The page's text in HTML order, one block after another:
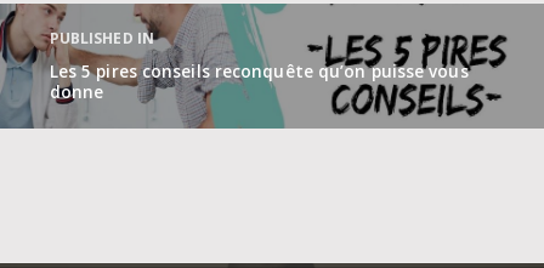
Navigation
de
l’article
PUBLISHED IN
Les 5 pires conseils reconquête qu’on puisse vous
donne